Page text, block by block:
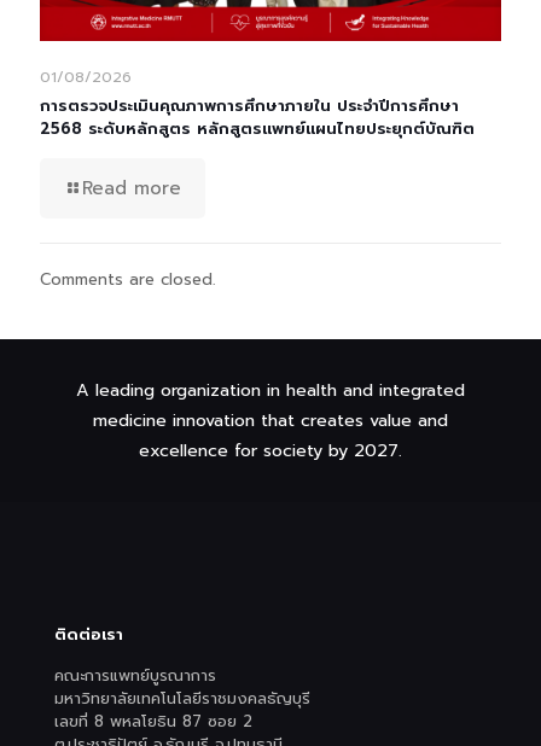
01/08/2026
การตรวจประเมินคุณภาพการศึกษาภายใน ประจำปีการศึกษา
2568 ระดับหลักสูตร หลักสูตรแพทย์แผนไทยประยุกต์บัณฑิต
Read more
Comments are closed.
A leading organization in health and integrated
medicine innovation that creates value and
excellence for society by 2027.
ติดต่อเรา
คณะการแพทย์บูรณาการ
มหาวิทยาลัยเทคโนโลยีราชมงคลธัญบุรี
เลขที่ 8 พหลโยธิน 87 ซอย 2